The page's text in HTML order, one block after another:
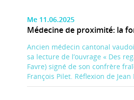
Me 11.06.2025
Médecine de proximité: la
Ancien médecin cantonal
sa lecture de l’ouvrage « Des
Favre) signé de son confrère
François Pilet. Réflexion de